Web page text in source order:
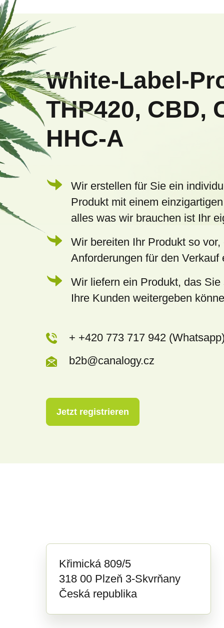
F
u
ß
z
e
i
l
White-Label-
THP420, CBD,
HHC-A
Wir erstellen für Sie ein
Produkt mit einem
alles was wir brauchen ist Ihr
Wir bereiten Ihr Produkt so
Anforderungen für den Verkauf
Wir liefern ein Produkt, das Sie
Ihre Kunden weitergeben
+ +420 773 717 942
b2b@canalogy.cz
Jetzt registrieren
Křimická 809/5
318 00 Plzeň 3-Skvrňany
Česká republika